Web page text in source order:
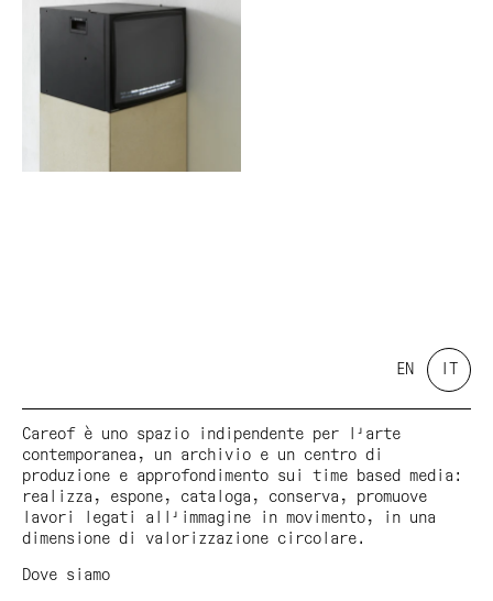
EN
Careof è uno spazio indipendente per l'arte
contemporanea, un archivio e un centro di
produzione e approfondimento sui time based media:
realizza, espone, cataloga, conserva, promuove
lavori legati all'immagine in movimento, in una
dimensione di valorizzazione circolare.
Dove siamo